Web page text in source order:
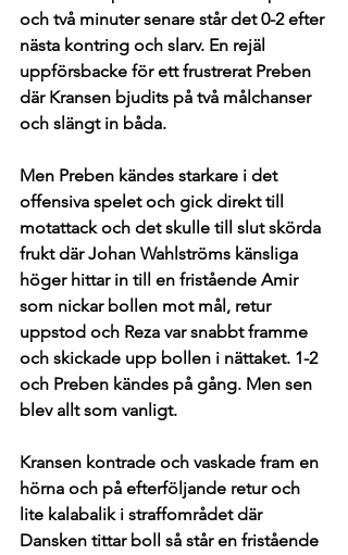
och två minuter senare står det 0-2 efter
nästa kontring och slarv. En rejäl
uppförsbacke för ett frustrerat Preben
där Kransen bjudits på två målchanser
och slängt in båda.
Men Preben kändes starkare i det
offensiva spelet och gick direkt till
motattack och det skulle till slut skörda
frukt där Johan Wahlströms känsliga
höger hittar in till en fristående Amir
som nickar bollen mot mål, retur
uppstod och Reza var snabbt framme
och skickade upp bollen i nättaket. 1-2
och Preben kändes på gång. Men sen
blev allt som vanligt.
Kransen kontrade och vaskade fram en
hörna och på efterföljande retur och
lite kalabalik i straffområdet där
Dansken tittar boll så står en fristående